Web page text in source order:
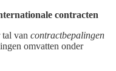
contracten
van contractbepalingen
omvatten onder